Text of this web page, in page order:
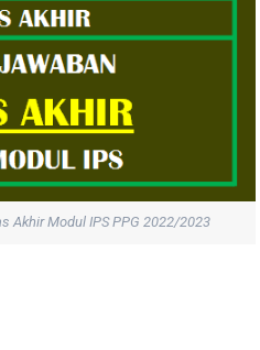
Akhir Modul IPS PPG 2022/2023